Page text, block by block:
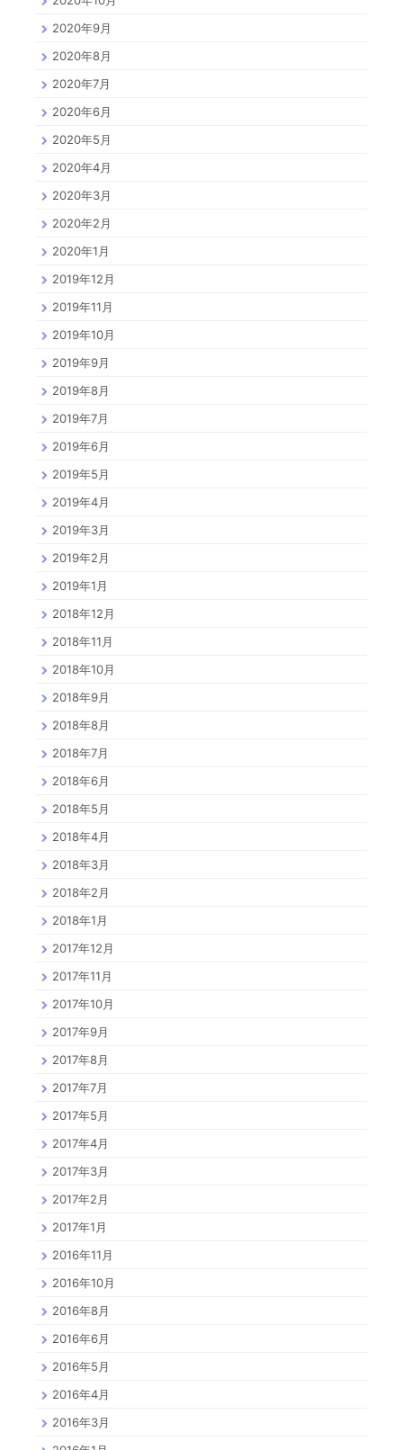
2020年9月
2020年8月
2020年7月
2020年6月
2020年5月
2020年4月
2020年3月
2020年2月
2020年1月
2019年12月
2019年11月
2019年10月
2019年9月
2019年8月
2019年7月
2019年6月
2019年5月
2019年4月
2019年3月
2019年2月
2019年1月
2018年12月
2018年11月
2018年10月
2018年9月
2018年8月
2018年7月
2018年6月
2018年5月
2018年4月
2018年3月
2018年2月
2018年1月
2017年12月
2017年11月
2017年10月
2017年9月
2017年8月
2017年7月
2017年5月
2017年4月
2017年3月
2017年2月
2017年1月
2016年11月
2016年10月
2016年8月
2016年6月
2016年5月
2016年4月
2016年3月